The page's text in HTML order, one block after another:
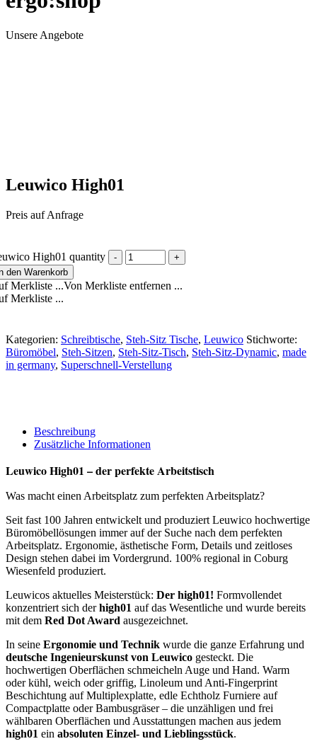
Unsere Angebote
Leuwico High01
Preis auf Anfrage
High01 quantity
den Warenkorb
Merkliste ...Von Merkliste entfernen ...
Merkliste ...
Kategorien: Schreibtische, Steh-Sitz Tische, Leuwico Stichworte:
Büromöbel, Steh-Sitzen, Steh-Sitz-Tisch, Steh-Sitz-Dynamic, made
in germany, Superschnell-Verstellung
Beschreibung
Zusätzliche Informationen
Leuwico High01 – der perfekte Arbeitstisch
Was macht einen Arbeitsplatz zum perfekten Arbeitsplatz?
Seit fast 100 Jahren entwickelt und produziert Leuwico hochwertige
Büromöbellösungen immer auf der Suche nach dem perfekten
Arbeitsplatz. Ergonomie, ästhetische Form, Details und zeitloses
Design stehen dabei im Vordergrund. 100% regional in Coburg
Wiesenfeld produziert.
Leuwicos aktuelles Meisterstück: Der high01! Formvollendet
konzentriert sich derhigh01 auf das Wesentliche und wurde bereits
mit dem Red Dot Award ausgezeichnet.
In seine Ergonomie und Technik wurde die ganze Erfahrung und
deutsche Ingenieurskunst von Leuwico gesteckt. Die
hochwertigen Oberflächen schmeicheln Auge und Hand. Warm
oder kühl, weich oder griffig, Linoleum und Anti-Fingerprint
Beschichtung auf Multiplexplatte, edle Echtholz Furniere auf
Compactplatte oder Bambusgräser – die unzähligen und frei
wählbaren Oberflächen und Ausstattungen machen aus jedem
high01 ein absoluten Einzel- und Lieblingsstück.